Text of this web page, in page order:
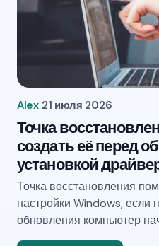
Alex 21 июля 2026
Точка
создать её перед
установкой
Точка восстановления
настройки Windows, если
обновления компьютер